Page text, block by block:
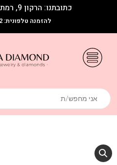
כתובתנו: הרקון 9, רמת גן, מתחם הבורסה
להזמנה טלפונית: 053-888-8972